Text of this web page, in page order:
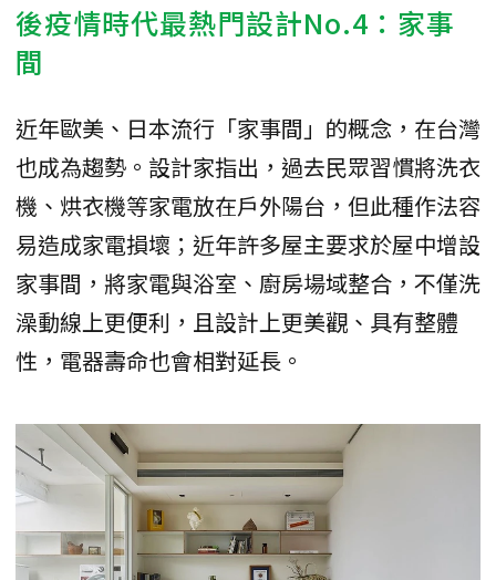
後疫情時代最熱門設計No.4：家事
間
近年歐美、日本流行「家事間」的概念，在台灣
也成為趨勢。設計家指出，過去民眾習慣將洗衣
機、烘衣機等家電放在戶外陽台，但此種作法容
易造成家電損壞；近年許多屋主要求於屋中增設
家事間，將家電與浴室、廚房場域整合，不僅洗
澡動線上更便利，且設計上更美觀、具有整體
性，電器壽命也會相對延長。